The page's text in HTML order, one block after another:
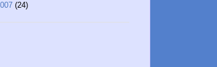
(24)